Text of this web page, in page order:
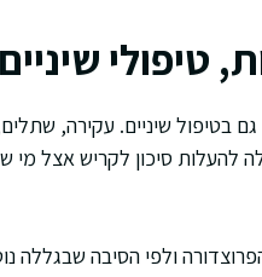
שיניים. עקירה, שתלים,
להעלות סיכון לקריש אצל מי
ולפי הסיבה שבגללה